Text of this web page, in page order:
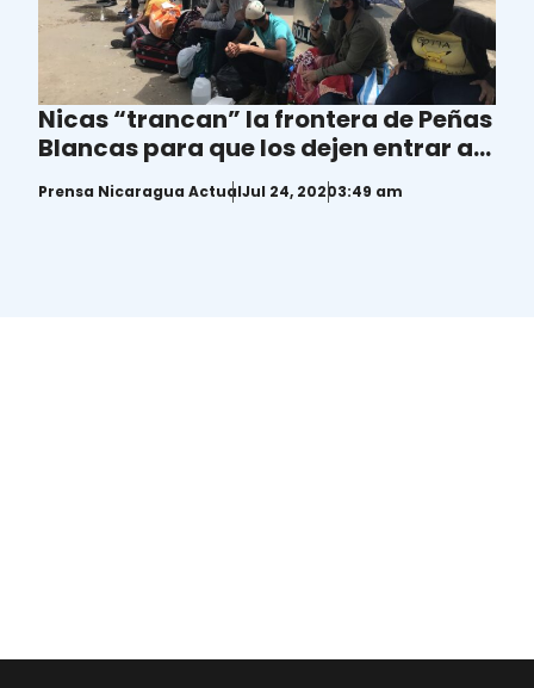
Nicas “trancan” la frontera de Peñas
Blancas para que los dejen entrar a
Nicaragua
Prensa Nicaragua ActualJul 24, 20203:49 am